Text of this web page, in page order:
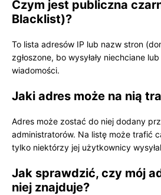
Czym jest publiczna
Blacklist)?
To lista adresów IP lub nazw stron
zgłoszone, bo wysyłały niechciane
wiadomości.
Jaki adres może na nią
Adres może zostać do niej dodany
administratorów. Na listę może trafić
tylko niektórzy jej użytkownicy
Jak sprawdzić, czy mój
niej znajduje?